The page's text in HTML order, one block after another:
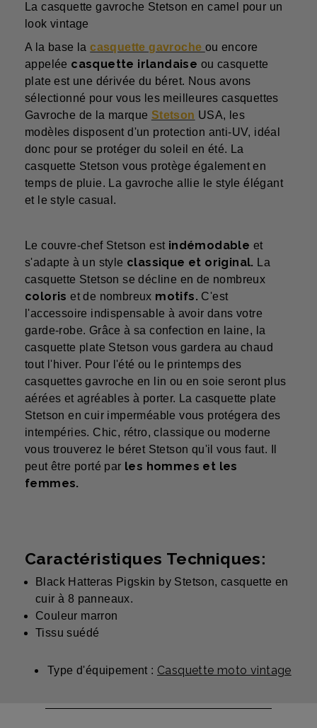
La casquette gavroche Stetson en camel pour un
look vintage
A la base la casquette gavroche ou encore
appelée casquette irlandaise ou casquette
plate est une dérivée du béret. Nous avons
sélectionné pour vous les meilleures casquettes
Gavroche de la marque Stetson USA, les
modèles disposent d'un protection anti-UV, idéal
donc pour se protéger du soleil en été. La
casquette Stetson vous protège également en
temps de pluie. La gavroche allie le style élégant
et le style casual.
Le couvre-chef Stetson est indémodable et
s'adapte à un style classique et original. La
casquette Stetson se décline en de nombreux
coloriset de nombreux motifs. C'est
l'accessoire indispensable à avoir dans votre
garde-robe. Grâce à sa confection en laine, la
casquette plate Stetson vous gardera au chaud
tout l'hiver. Pour l'été ou le printemps des
casquettes gavroche en lin ou en soie seront plus
aérées et agréables à porter. La casquette plate
Stetson en cuir imperméable vous protégera des
intempéries. Chic, rétro, classique ou moderne
vous trouverez le béret Stetson qu'il vous faut. Il
peut être porté par les hommes et les
femmes.
Caractéristiques Techniques:
Black Hatteras Pigskin by Stetson, casquette en
cuir à 8 panneaux.
Couleur marron
Tissu suédé
Type d'équipement : Casquette moto vintage